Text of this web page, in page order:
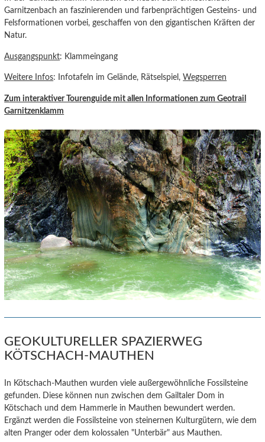
Garnitzenbach an faszinierenden und farbenprächtigen Gesteins- und
Felsformationen vorbei, geschaffen von den gigantischen Kräften der
Natur.
Ausgangspunkt: Klammeingang
Weitere Infos: Infotafeln im Gelände, Rätselspiel,Wegsperren
Zum interaktiver Tourenguide mit allen Informationen zum Geotrail
Garnitzenklamm
GEOKULTURELLER SPAZIERWEG
KÖTSCHACH-MAUTHEN
In Kötschach-Mauthen wurden viele außergewöhnliche Fossilsteine
gefunden. Diese können nun zwischen dem Gailtaler Dom in
Kötschach und dem Hammerle in Mauthen bewundert werden.
Ergänzt werden die Fossilsteine von steinernen Kulturgütern, wie dem
alten Pranger oder dem kolossalen "Unterbär" aus Mauthen.